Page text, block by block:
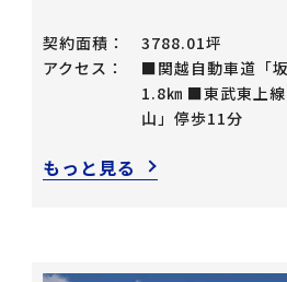
契約面積：
3788.01坪
アクセス：
■関越自動車道「
1.8㎞ ■東武東上
山」停歩11分
もっと見る